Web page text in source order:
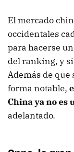
El mercado
occidentales
para hacerse
del ranking, y
Además de
forma notable,
China ya no es
adelantado.